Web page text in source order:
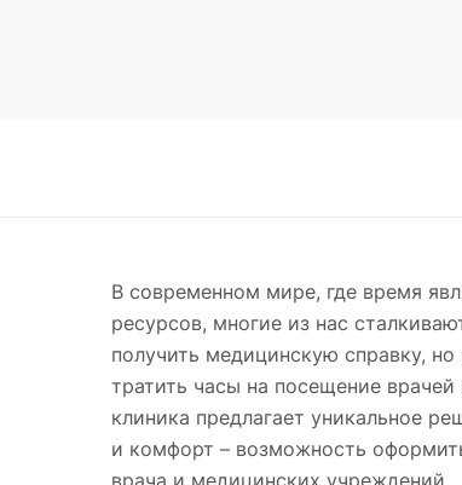
В современном мире, где время
ресурсов, многие из нас
получить медицинскую справку,
тратить часы на посещение
клиника предлагает уникальное
и комфорт – возможность